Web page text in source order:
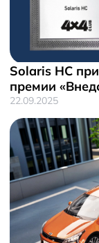
Solaris HC
премии
22.09.2025